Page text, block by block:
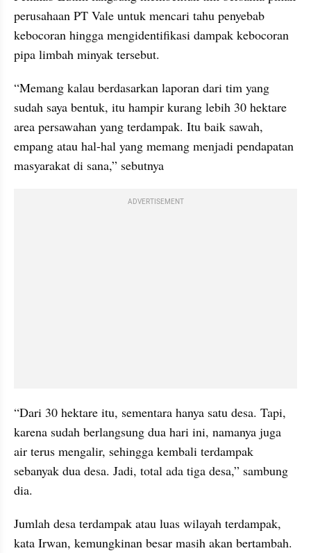
perusahaan PT Vale untuk mencari tahu penyebab
kebocoran hingga mengidentifikasi dampak kebocoran
pipa limbah minyak tersebut.
“Memang kalau berdasarkan laporan dari tim yang
sudah saya bentuk, itu hampir kurang lebih 30 hektare
area persawahan yang terdampak. Itu baik sawah,
empang atau hal-hal yang memang menjadi pendapatan
masyarakat di sana,” sebutnya
ADVERTISEMENT
“Dari 30 hektare itu, sementara hanya satu desa. Tapi,
karena sudah berlangsung dua hari ini, namanya juga
air terus mengalir, sehingga kembali terdampak
sebanyak dua desa. Jadi, total ada tiga desa,” sambung
dia.
Jumlah desa terdampak atau luas wilayah terdampak,
kata Irwan, kemungkinan besar masih akan bertambah.